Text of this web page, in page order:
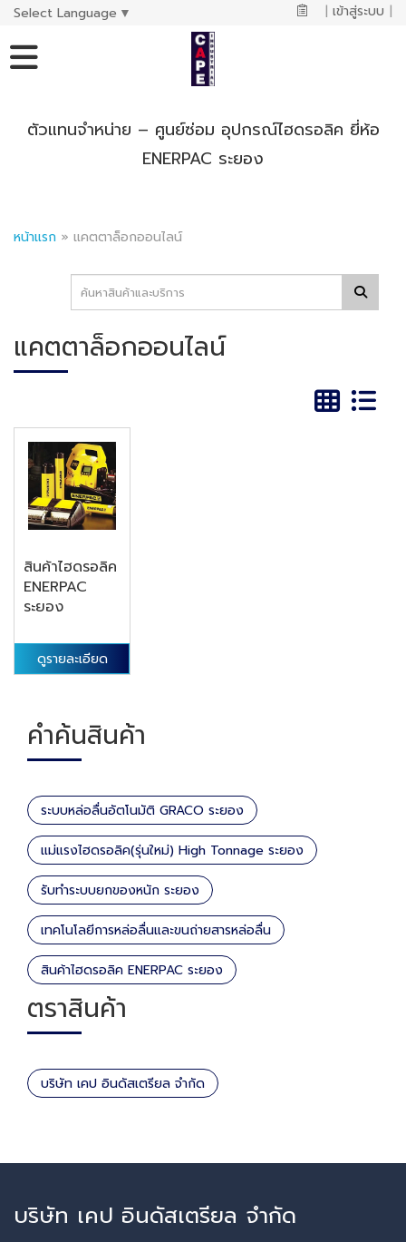
Select Language ▼ | เข้าสู่ระบบ |
ตัวแทนจำหน่าย – ศูนย์ซ่อม อุปกรณ์ไฮดรอลิค ยี่ห้อ
ENERPAC ระยอง
หน้าแรก » แคตตาล็อกออนไลน์
แคตตาล็อกออนไลน์
สินค้าไฮดรอลิค
ENERPAC
ระยอง
ดูรายละเอียด
คำค้นสินค้า
ระบบหล่อลื่นอัตโนมัติ GRACO ระยอง
แม่แรงไฮดรอลิค(รุ่นใหม่) High Tonnage ระยอง
รับทำระบบยกของหนัก ระยอง
เทคโนโลยีการหล่อลื่นและขนถ่ายสารหล่อลื่น
สินค้าไฮดรอลิค ENERPAC ระยอง
ตราสินค้า
บริษัท เคป อินดัสเตรียล จำกัด
บริษัท เคป อินดัสเตรียล จำกัด